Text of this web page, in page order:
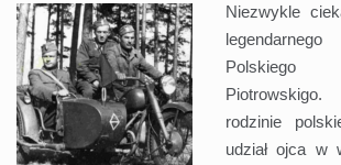
Niezwykle
Polskiego
rodzinie
udział ojca w